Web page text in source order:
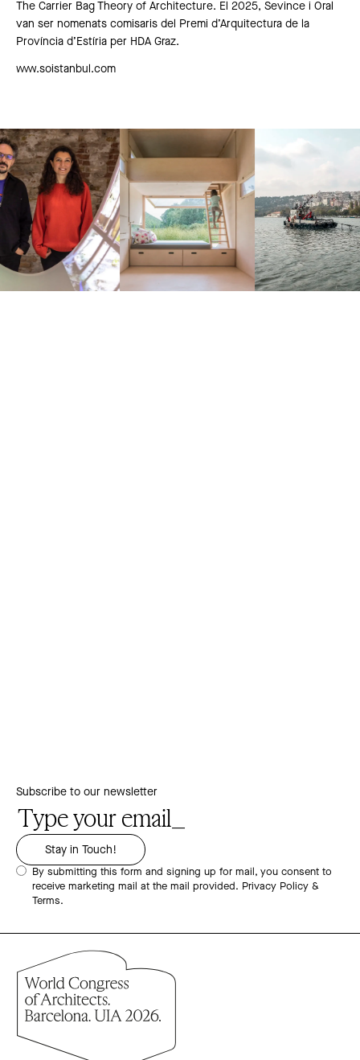
The Carrier Bag Theory of Architecture. El 2025, Sevince i Oral
van ser nomenats comisaris del Premi d’Arquitectura de la
Província d’Estíria per HDA Graz.
www.soistanbul.com
Subscribe to our newsletter
By submitting this form and signing up for mail, you consent to
receive marketing mail at the mail provided. Privacy Policy &
Terms.